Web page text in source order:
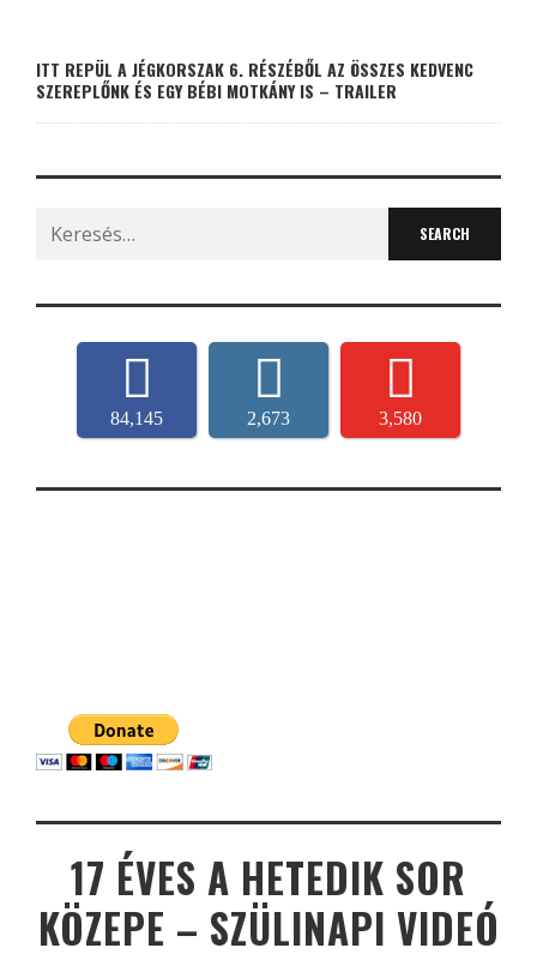
ITT REPÜL A JÉGKORSZAK 6. RÉSZÉBŐL AZ ÖSSZES KEDVENC
SZEREPLŐNK ÉS EGY BÉBI MOTKÁNY IS – TRAILER
Search
for:
84,145 2,673 3,580
17 ÉVES A HETEDIK SOR
KÖZEPE – SZÜLINAPI VIDEÓ